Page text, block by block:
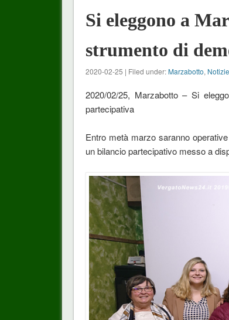
Si eleggono a
strumento di
2020-02-25 | Filed under:Marzabotto,
2020/02/25, Marzabotto – Si
partecipativa
Entro metà marzo saranno
un bilancio partecipativo messo a